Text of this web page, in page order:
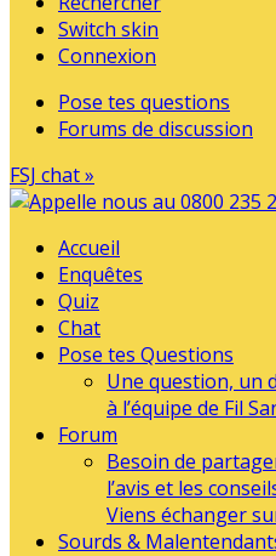
Switch skin
Connexion
Pose tes questions
Forums de discussion
FSJ chat »
Accueil
Enquêtes
Quiz
Chat
Pose tes Questions
Une question, un
à l’équipe de Fil
Forum
Besoin de
l’avis et les
Viens échanger
Sourds &